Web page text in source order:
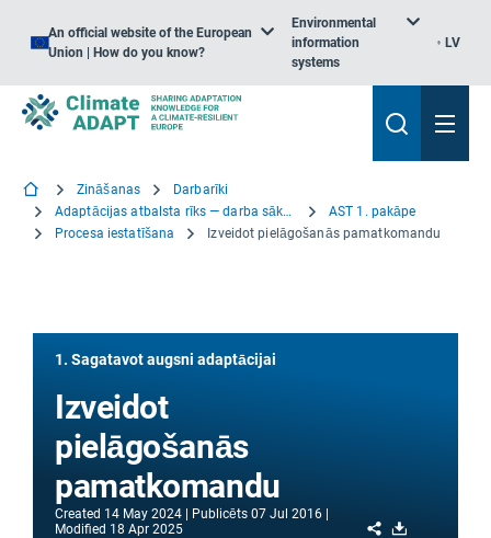
An official website of the European
Union | How do you know?
Environmental
information
systems
LV
Zināšanas
Darbarīki
Adaptācijas atbalsta rīks — darba sākšana
AST 1. pakāpe
Procesa iestatīšana
Izveidot pielāgošanās pamatkomandu
1. Sagatavot augsni adaptācijai
Izveidot
pielāgošanās
pamatkomandu
Created 14 May 2024 Publicēts 07 Jul 2016
Modified 18 Apr 2025 Share